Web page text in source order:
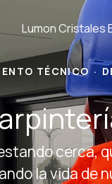
Lumon Cristales
TÉCNICO ·
la vida de